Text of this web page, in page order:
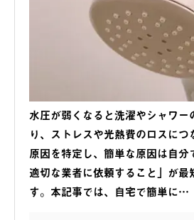
水圧が弱くなると洗濯やシャワー
り、ストレスや光熱費のロスに
原因を特定し、簡単な原因は自分
適切な業者に依頼すること」が最
す。本記事では、自宅で簡単に…